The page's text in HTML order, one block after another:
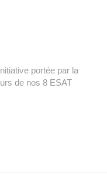
portée par la
de nos 8 ESAT